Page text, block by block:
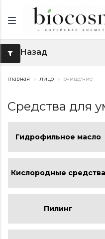
↑ Назад
главная лицо очищение
Средства для
Гидрофильное масло
Кислородные средства
Пилинг